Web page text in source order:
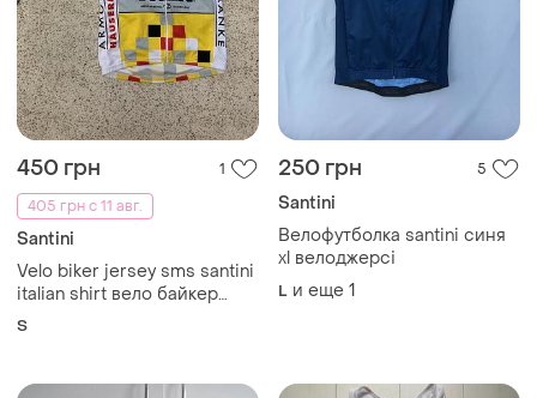
450 грн
1
405 грн с 11 авг.
Santini
Velo biker jersey sms santini
italian shirt вело байкер
джерсі сантіні оригінал
S
250 грн 5
Santini
Велофутболка santini синя
xl велоджерсі
L и еще 1